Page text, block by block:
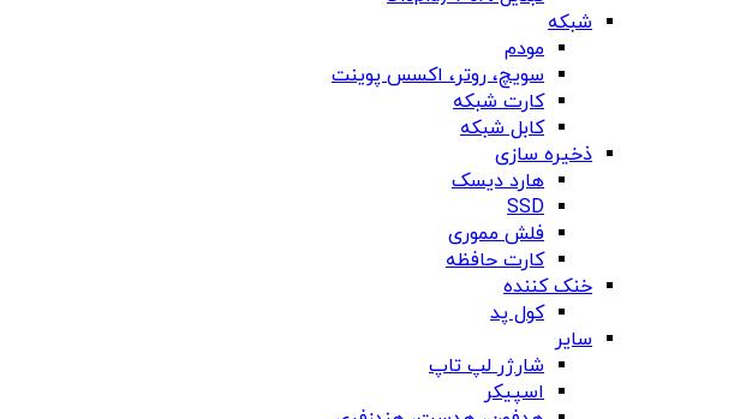
شبکه
مودم
سویچ، روتر، اکسس پوینت
کارت شبکه
کابل شبکه
ذخیره سازی
هارد دیسک
SSD
فلش مموری
کارت حافظه
خنک کننده
کول پد
سایر
شارژر لپ تاپ
اسپیکر